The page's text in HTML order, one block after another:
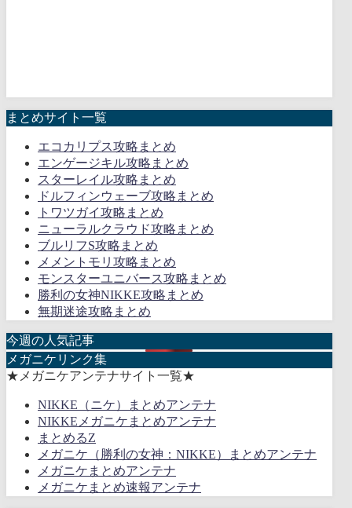
まとめサイト一覧
エコカリプス攻略まとめ
エンゲージキル攻略まとめ
スターレイル攻略まとめ
ドルフィンウェーブ攻略まとめ
トワツガイ攻略まとめ
ニューラルクラウド攻略まとめ
ブルリフS攻略まとめ
メメントモリ攻略まとめ
モンスターユニバース攻略まとめ
勝利の女神NIKKE攻略まとめ
無期迷途攻略まとめ
今週の人気記事
メガニケリンク集
★メガニケアンテナサイト一覧★
NIKKE（ニケ）まとめアンテナ
NIKKEメガニケまとめアンテナ
まとめるZ
メガニケ（勝利の女神：NIKKE）まとめアンテナ
メガニケまとめアンテナ
メガニケまとめ速報アンテナ